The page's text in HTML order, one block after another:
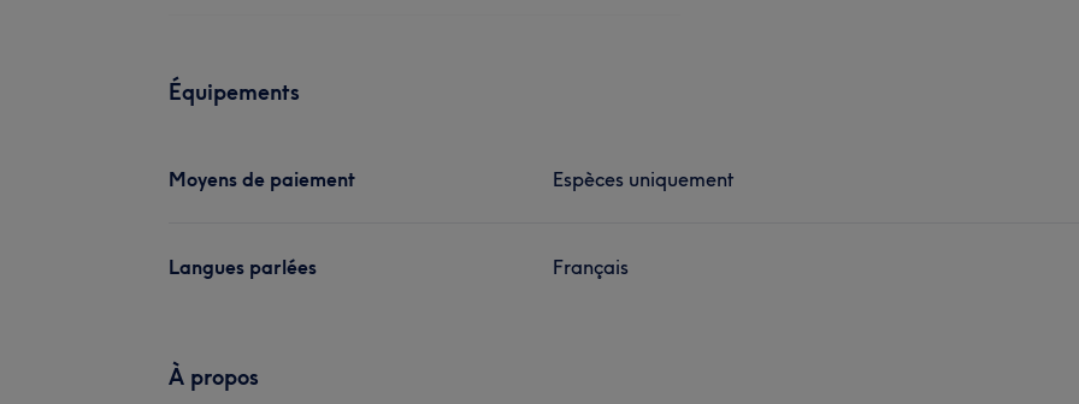
Équipements
Moyens de paiement Espèces uniquement
Langues parlées Français
À propos